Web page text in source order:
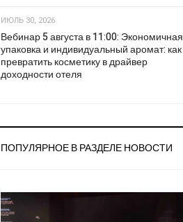
ИЮЛЬ 30, 2026
Вебинар 5 августа в 11:00: Экономичная
упаковка и индивидуальный аромат: как
превратить косметику в драйвер
доходности отеля
ПОПУЛЯРНОЕ В РАЗДЕЛЕ НОВОСТИ